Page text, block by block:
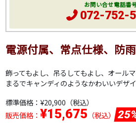
電源付属、常点仕様、防雨
飾ってもよし、吊るしてもよし、オール
まるでキャンディのようなかわいいデザイ
標準価格： ¥20,900 （税込）
販売価格： ¥15,675 （税込）
お問い合せ電話番
072-752-